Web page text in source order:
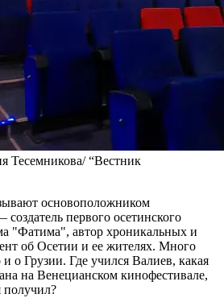
Тесемникова/ “Вестник
основоположником
первого осетинского
"Фатима", автор хроникальных и
об Осетии и ее жителях. Много
о Грузии. Где учился Валиев, какая
на Венецианском кинофестивале,
получил?